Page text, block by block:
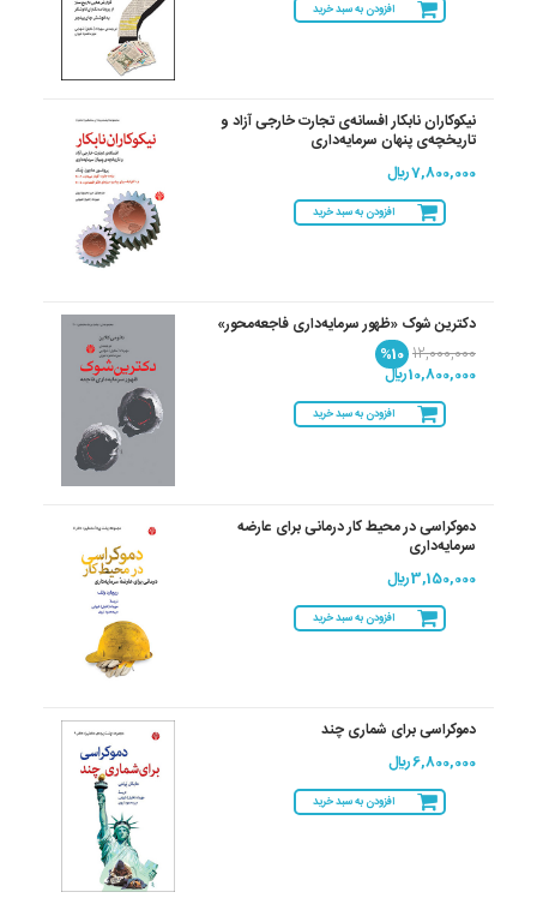
افزودن به سبد خرید
نیکوکاران نابکار افسانه‌ی تجارت خارجی آزاد و
تاریخچه‌ی پنهان سرمایه‌داری
7,800,000 ريال
افزودن به سبد خرید
دکترین شوک «ظهور سرمایه‌داری فاجعه‌محور»
12,000,000
%10
10,800,000 ريال
افزودن به سبد خرید
دموکراسی در محیط کار درمانی برای عارضه
سرمایه‌داری
3,150,000 ريال
افزودن به سبد خرید
دموکراسی برای شماری چند
6,800,000 ريال
افزودن به سبد خرید